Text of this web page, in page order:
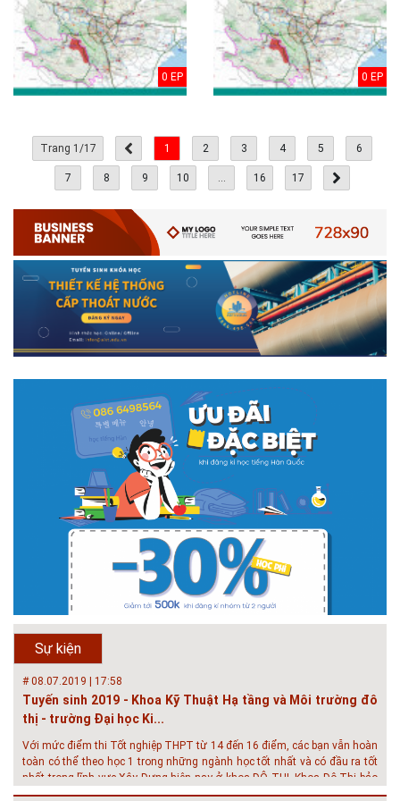
0 EP 0 EP
Trang 1/17 1 2 3 4 5 6
7 8 9 10 16 17
Sự kiện
# 05.04.2025 | 17:16
Tuyển sinh 2025, Khoa kỹ thuật hạ tầng và môi trường đô thị
- Đại học Kiến trúc...
Thông tin tuyển sinh đại học 2025 Khoa kỹ thuật hạ tầng và môi trường
đô thị - Đại học Kiến trúc Hà Nội Tuyển sinh đại học với 280 chỉ tiêu, thời
gian đào tạo 4,5 năm
# 05.04.2020 | 20:30
GIAO LƯU TRỰC TUYẾN - TƯ VẤN TUYỂN SINH ĐẠI HỌC
CHÍNH QUY ĐẠI HỌC KIẾN TRÚC NĂM...
Năm nay, kỳ thi THPT quốc gia dự kiến diễn ra vào tháng 8. Trường Đại
học Kiến trúc Hà Nội chúc các bạn học sinh cuối cấp ôn thi thật tốt MỜI
QUÝ PHỤ HUYNH VÀ CÁC EM ĐÓN XEM GIAO LƯU TRỰC TUYẾN "TƯ
VẤN TUYỂN SINH ĐẠI H...
# 08.07.2019 | 17:58
Tuyến sinh 2019 - Khoa Kỹ Thuật Hạ tầng và Môi trường đô
thị - trường Đại học Ki...
Với mức điểm thi Tốt nghiệp THPT từ 14 đến 16 điểm, các bạn vẫn hoàn
toàn có thể theo học 1 trong những ngành học tốt nhất và có đầu ra tốt
nhất trong lĩnh vực Xây Dựng hiện nay ở khoa ĐÔ THỊ. Khoa Đô Thị bảo
đảm 100% t...